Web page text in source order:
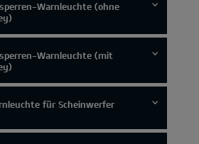
Warnleuchte (ohne
Warnleuchte (mit
für Scheinwerfer